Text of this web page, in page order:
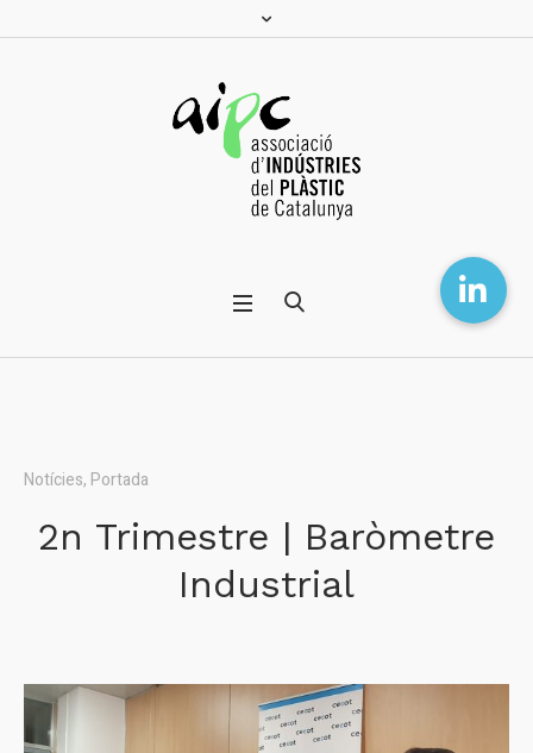
Notícies, Portada
2n Trimestre | Baròmetre
Industrial